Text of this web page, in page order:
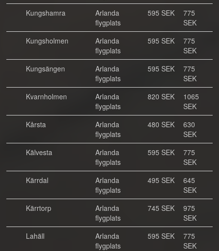
Kungshamra
Arlanda
flygplats
595 SEK
775
SEK
Kungsholmen
Arlanda
flygplats
595 SEK
775
SEK
Kungsängen
Arlanda
flygplats
595 SEK
775
SEK
Kvarnholmen
Arlanda
flygplats
820 SEK
1065
SEK
Kårsta
Arlanda
flygplats
480 SEK
630
SEK
Kälvesta
Arlanda
flygplats
595 SEK
775
SEK
Kärrdal
Arlanda
flygplats
495 SEK
645
SEK
Kärrtorp
Arlanda
flygplats
745 SEK
975
SEK
Lahäll
Arlanda
flygplats
595 SEK
775
SEK